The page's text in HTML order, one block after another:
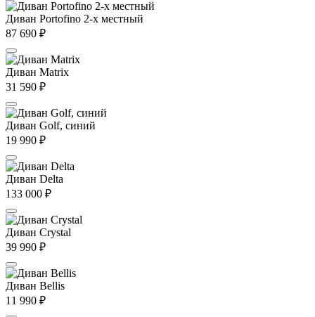
Диван Portofino 2-х местный
87 690 ₽
Диван Matrix
31 590 ₽
Диван Golf, синий
19 990 ₽
Диван Delta
133 000 ₽
Диван Crystal
39 990 ₽
Диван Bellis
11 990 ₽